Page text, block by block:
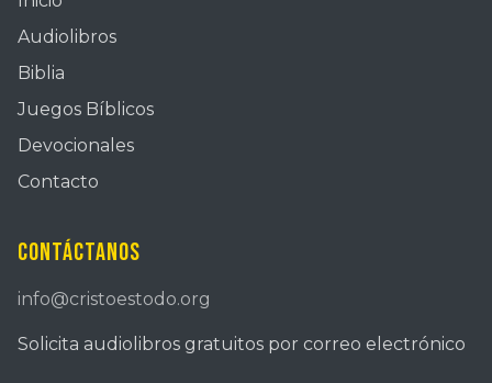
Audiolibros
Biblia
Juegos Bíblicos
Devocionales
Contacto
Contáctanos
info@cristoestodo.org
Solicita audiolibros gratuitos por correo electrónico